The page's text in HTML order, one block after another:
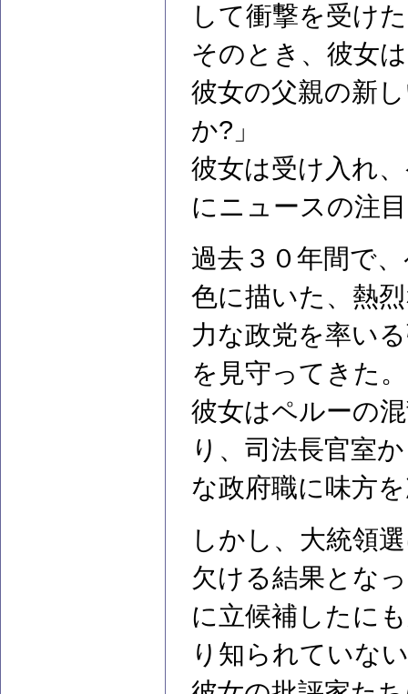
して衝撃を受け
そのとき、彼女
彼女の父親の新
か?」
彼女は受け入れ
にニュースの注
過去３０年間で
色に描いた、熱
力な政党を率い
を見守ってきた。
彼女はペルーの
り、司法長官室
な政府職に味方
しかし、大統領
欠ける結果とな
に立候補したに
り知られていな